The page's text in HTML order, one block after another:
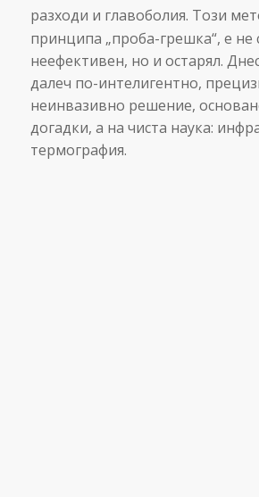
разходи и главоболия. Този
принципа „проба-грешка“, е не
неефективен, но и остарял.
далеч по-интелигентно,
неинвазивно решение,
догадки, а на чиста наука:
термография.